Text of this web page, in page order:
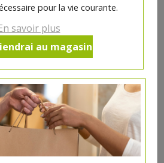
pour la vie courante.
savoir plus
au magasin
pour le moment.
CATÉGORIE ...